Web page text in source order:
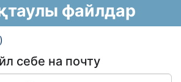
файлдар
себе на почту